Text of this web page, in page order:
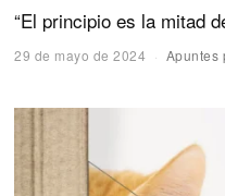
“El principio es la mitad
29 de mayo de 2024 Apuntes